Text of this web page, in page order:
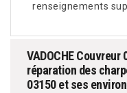
renseignements
VADOCHE
réparation des
03150 et ses